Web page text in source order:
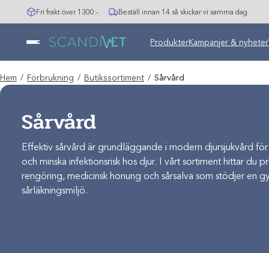
Hoppa
till
Fri frakt över 1300:- Beställ innan 14 så skickar vi samma dag
ProdukterKampanjer & nyheter
Hem / Förbrukning / Butikssortiment / Sårvård
Sårvård
Effektiv sårvård är grundläggande i modern djursjukvård
och minska infektionsrisk hos djur. I vårt sortiment hittar du
rengöring, medicinsk honung och sårsalva som stödjer en
sårläkningsmiljö.